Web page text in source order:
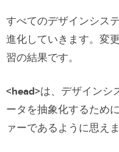
すべてのデザインシス
進化していきます。変
習の結果です。
<head>は、デザインシ
ータを抽象化するため
ァーであるように思えま